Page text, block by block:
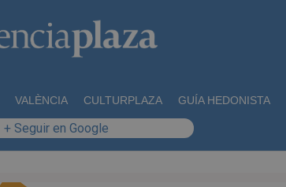
VALÈNCIA CULTURPLAZA GUÍA HEDONISTA
+ Seguir en Google